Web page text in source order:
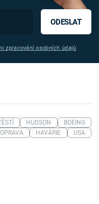
ODESLAT
zpracování osobních údajů
HUDSON
BOEING
HAVÁRIE USA